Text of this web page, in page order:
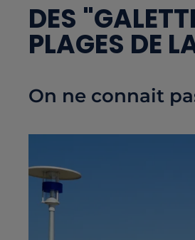
DES
PLAGES DE
On ne connait